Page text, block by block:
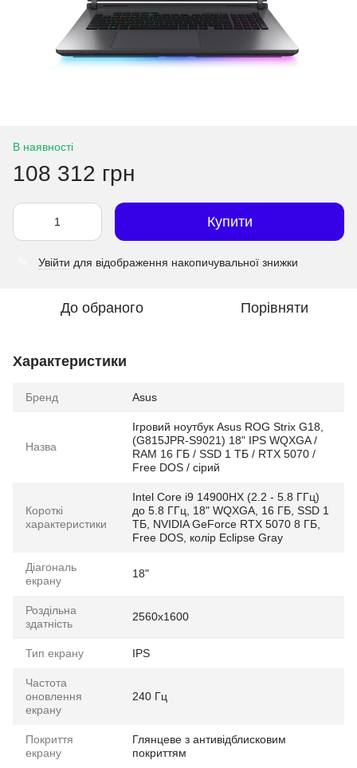
В наявності
108 312 грн
Купити
Увійти для відображення накопичувальної знижки
До обраного Порівняти
Характеристики
Бренд Asus
Назва
Ігровий ноутбук Asus ROG Strix G18,
(G815JPR-S9021) 18" IPS WQXGA /
RAM 16 ГБ / SSD 1 ТБ / RTX 5070 /
Free DOS / сірий
Короткі
характеристики
Intel Core i9 14900HX (2.2 - 5.8 ГГц)
до 5.8 ГГц, 18" WQXGA, 16 ГБ, SSD 1
ТБ, NVIDIA GeForce RTX 5070 8 ГБ,
Free DOS, колір Eclipse Gray
Діагональ
екрану
18"
Роздільна
здатність
2560x1600
Тип екрану IPS
Частота
оновлення
екрану
240 Гц
Покриття
екрану
Глянцеве з антивідблисковим
покриттям